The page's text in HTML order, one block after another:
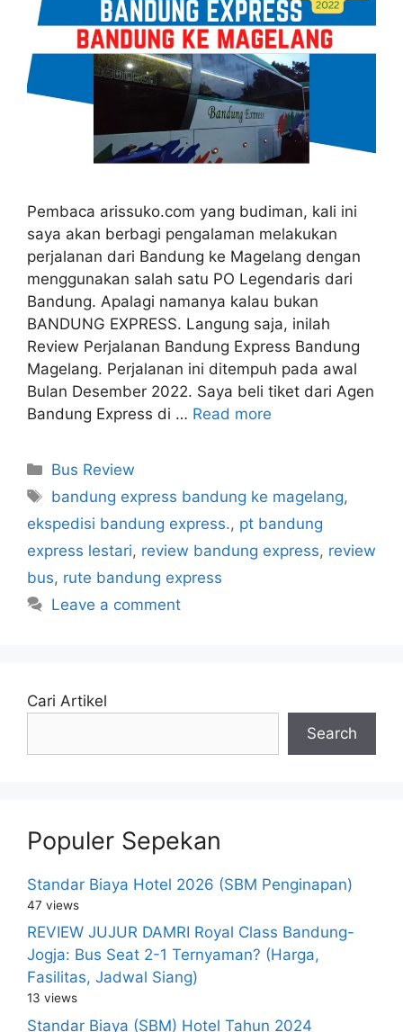
Pembaca arissuko.com yang budiman, kali ini
saya akan berbagi pengalaman melakukan
perjalanan dari Bandung ke Magelang dengan
menggunakan salah satu PO Legendaris dari
Bandung. Apalagi namanya kalau bukan
BANDUNG EXPRESS. Langung saja, inilah
Review Perjalanan Bandung Express Bandung
Magelang. Perjalanan ini ditempuh pada awal
Bulan Desember 2022. Saya beli tiket dari Agen
Bandung Express di … Read more
Categories
Bus Review
Tags
bandung express bandung ke magelang,
ekspedisi bandung express., pt bandung
express lestari, review bandung express, review
bus, rute bandung express
Leave a comment
Cari Artikel
Search
Populer Sepekan
Standar Biaya Hotel 2026 (SBM Penginapan)
47 views
REVIEW JUJUR DAMRI Royal Class Bandung-
Jogja: Bus Seat 2-1 Ternyaman? (Harga,
Fasilitas, Jadwal Siang)
13 views
Standar Biaya (SBM) Hotel Tahun 2024